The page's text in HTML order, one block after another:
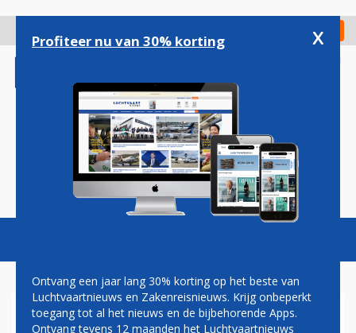
gaan
Check in
Magazine Podcasts Vacatures
VOORMALIG OPERATIONEEL
Profiteer nu van 30% korting x
Ontvang een jaar lang 30% korting op het beste van
Luchtvaartnieuws en Zakenreisnieuws. Krijg onbeperkt
toegang tot al het nieuws en de bijbehorende Apps.
Ontvang tevens 12 maanden het Luchtvaartnieuws